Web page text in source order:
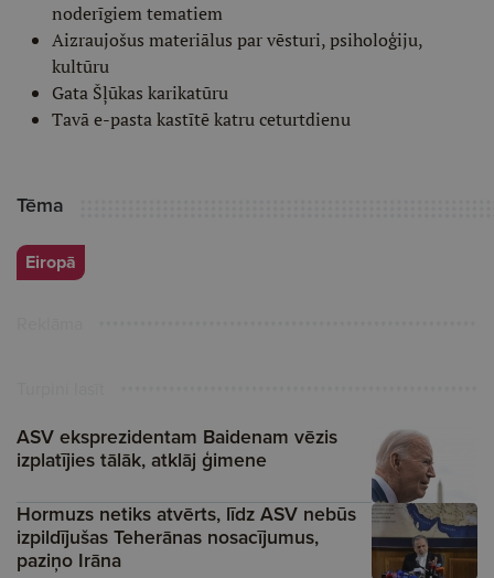
noderīgiem tematiem
Aizraujošus materiālus par vēsturi, psiholoģiju,
kultūru
Gata Šļūkas karikatūru
Tavā e-pasta kastītē katru ceturtdienu
Tēma
Eiropā
ASV eksprezidentam Baidenam vēzis
izplatījies tālāk, atklāj ģimene
Hormuzs netiks atvērts, līdz ASV nebūs
izpildījušas Teherānas nosacījumus,
paziņo Irāna